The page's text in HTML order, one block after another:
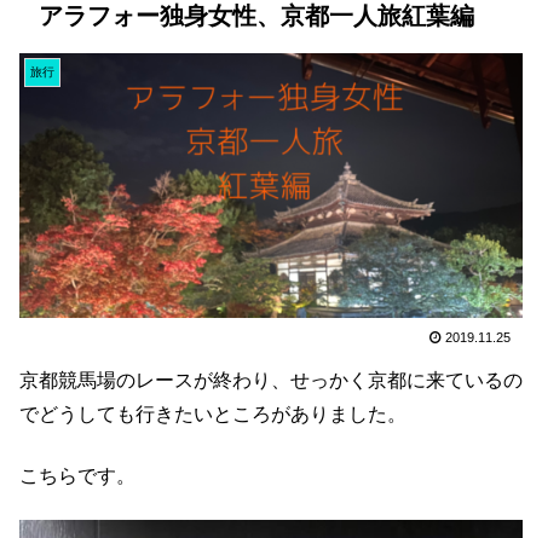
アラフォー独身女性、京都一人旅紅葉編
旅行
2019.11.25
京都競馬場のレースが終わり、せっかく京都に来ているの
でどうしても行きたいところがありました。
こちらです。